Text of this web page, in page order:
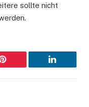
sollte nicht
Pinterest LinkedIn